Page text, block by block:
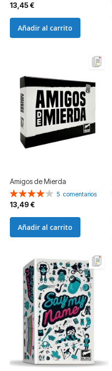
13,45 €
Añadir al carrito
Amigos de Mierda
Valoración:
80%
5 comentarios
13,49 €
Añadir al carrito